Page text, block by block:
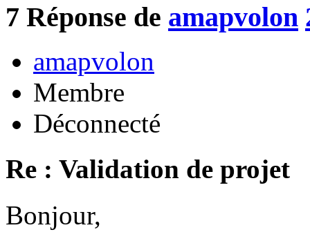
7 Réponse de amapvolon
amapvolon
Membre
Déconnecté
Re : Validation de projet
Bonjour,